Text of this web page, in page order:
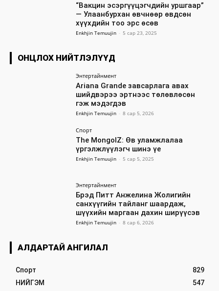
“Вакцин эсэргүүцэгчдийн уршгаар”
— Улаанбурхан өвчнөөр өвдсөн
хүүхдийн тоо эрс өсөв
Enkhjin Temuujin - 5 сар 23, 2025
ОНЦЛОХ НИЙТЛЭЛҮҮД
Энтертайнмент
Ariana Grande завсарлага авах
шийдвэрээ эртнээс төлөвлөсөн
гэж мэдэгдэв
Enkhjin Temuujin - 8 сар 5, 2026
Спорт
The MongolZ: Өв уламжлалаа
үргэлжлүүлэгч шинэ үе
Enkhjin Temuujin - 5 сар 5, 2025
Энтертайнмент
Брэд Питт Анжелина Жолигийн
санхүүгийн тайланг шаардаж,
шүүхийн маргаан дахин ширүүсэв
Enkhjin Temuujin - 8 сар 6, 2026
АЛДАРТАЙ АНГИЛАЛ
Спорт
829
НИЙГЭМ
547